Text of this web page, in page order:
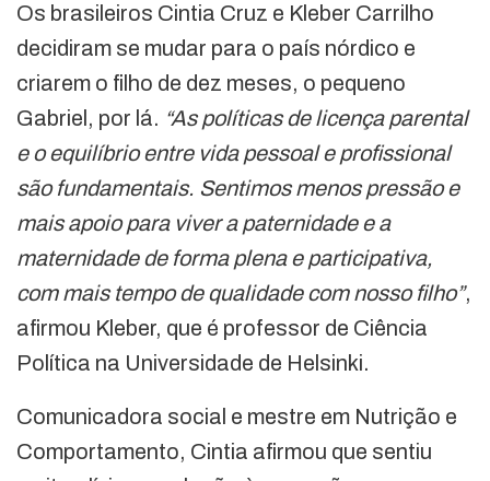
Os brasileiros Cintia Cruz e Kleber Carrilho
decidiram se mudar para o país nórdico e
criarem o filho de dez meses, o pequeno
Gabriel, por lá. “As políticas de licença parental
e o equilíbrio entre vida pessoal e profissional
são fundamentais. Sentimos menos pressão e
mais apoio para viver a paternidade e a
maternidade de forma plena e participativa,
com mais tempo de qualidade com nosso filho”,
afirmou Kleber, que é professor de Ciência
Política na Universidade de Helsinki.
Comunicadora social e mestre em Nutrição e
Comportamento, Cintia afirmou que sentiu